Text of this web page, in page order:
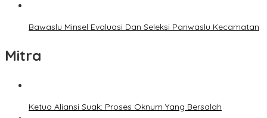
Bawaslu Minsel Evaluasi Dan Seleksi Panwaslu Kecamatan
Mitra
Ketua Aliansi Suak: Proses Oknum Yang Bersalah